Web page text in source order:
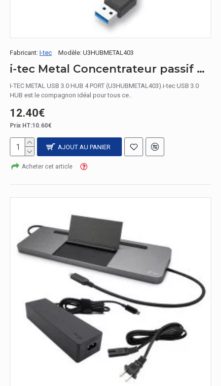
Fabricant: I-tec Modèle: U3HUBMETAL403
i-tec Metal Concentrateur passif USB 3.0 avec 4 ports USB sans adaptateur secteur
I-TEC METAL USB 3.0 HUB 4 PORT (U3HUBMETAL403).i-tec USB 3.0
HUB est le compagnon idéal pour tous ce..
12.40€
Prix HT:10.60€
AJOUT AU PANIER
Acheter cet article